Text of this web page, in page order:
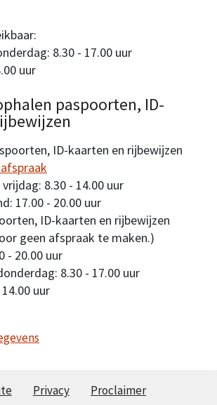
8.30 - 17.00 uur
uur
paspoorten, ID-
ID-kaarten en rijbewijzen
8.30 - 14.00 uur
17.00 - 20.00 uur
ID-kaarten en rijbewijzen
geen afspraak te maken.)
- 20.00 uur
8.30 - 17.00 uur
uur
Privacy Proclaimer